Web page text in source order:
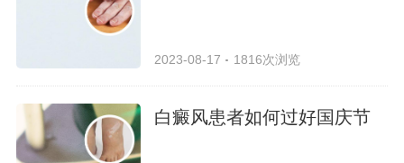
2023-08-17 1816次浏览
白癜风患者如何过好国庆节